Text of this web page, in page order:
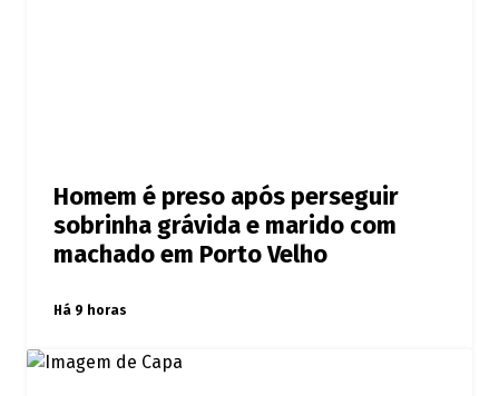
Homem é preso após perseguir
sobrinha grávida e marido com
machado em Porto Velho
Há 9 horas